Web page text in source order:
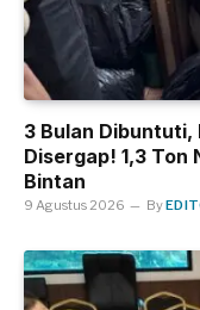
3 Bulan Dibuntuti,
Disergap! 1,3 Ton
Bintan
9 Agustus 2026 By